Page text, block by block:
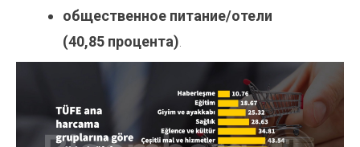
общественное питание/отели
(40,85 процента).